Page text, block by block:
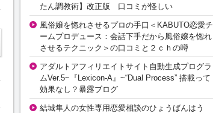
たん調教術】改正版 口コミが怪しい
風俗嬢を惚れさせるプロの手口＜KABUTO恋愛チ
ームプロデュース：会話下手だから風俗嬢を惚れ
させるテクニック＞の口コミと２ｃｈの噂
アダルトアフィリエイトサイト自動生成プログラ
ムVer.5~『Lexicon-A』~“Dual Process” 搭載って
効果なし？暴露ブログ
結城隼人の女性専用恋愛相談のひょうばんはう